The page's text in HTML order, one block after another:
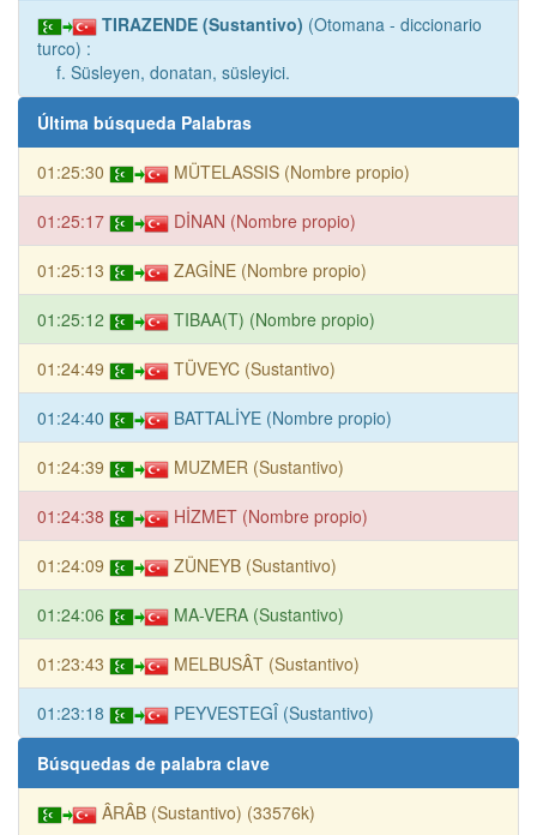
TIRAZENDE (Sustantivo) (Otomana - diccionario
turco) :
f. Süsleyen, donatan, süsleyici.
Última búsqueda Palabras
01:25:30 MÜTELASSIS (Nombre propio)
01:25:17 DİNAN (Nombre propio)
01:25:13 ZAGİNE (Nombre propio)
01:25:12 TIBAA(T) (Nombre propio)
01:24:49 TÜVEYC (Sustantivo)
01:24:40 BATTALİYE (Nombre propio)
01:24:39 MUZMER (Sustantivo)
01:24:38 HİZMET (Nombre propio)
01:24:09 ZÜNEYB (Sustantivo)
01:24:06 MA-VERA (Sustantivo)
01:23:43 MELBUSÂT (Sustantivo)
01:23:18 PEYVESTEGÎ (Sustantivo)
Búsquedas de palabra clave
ÂRÂB (Sustantivo) (33576k)